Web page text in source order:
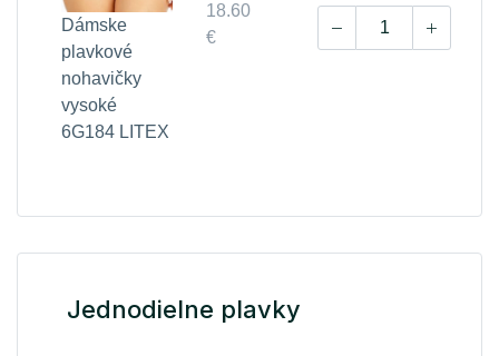
Dámske
plavkové
nohavičky
vysoké
6G184 LITEX
18.60
€
Jednodielne plavky